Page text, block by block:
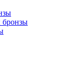
бронзы